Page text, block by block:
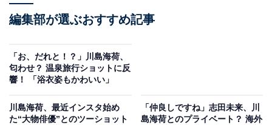
編集部が選ぶおすすめ記事
「お、だれと！？」川島海荷、
匂わせ？ 温泉旅行ショットに反
響！ 「浴衣姿もかわいい」
川島海荷、最近インスタ始め
た“大物俳優”とのツーショット
「仲良しですね」志田未来、川
島海荷とのプライベート？ 海外